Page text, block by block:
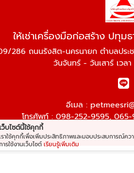
ให้เช่าเครื่องมือก่อสร้าง ปทุ
286 ถนนรังสิต-นครนายก ตำบลประ
วันจันทร์ - วันเสาร์ เวล
อีเมล :
โทรศัพท์ :098-252-9595,065-
เว็บไซต์นี้ใช้คุกกี้
ราใช้คุกกี้เพื่อเพิ่มประสิทธิภาพและมอบประสบการณ์ค
ารใช้งานเว็บไซต์ เรียนรู้เพิ่มเติม